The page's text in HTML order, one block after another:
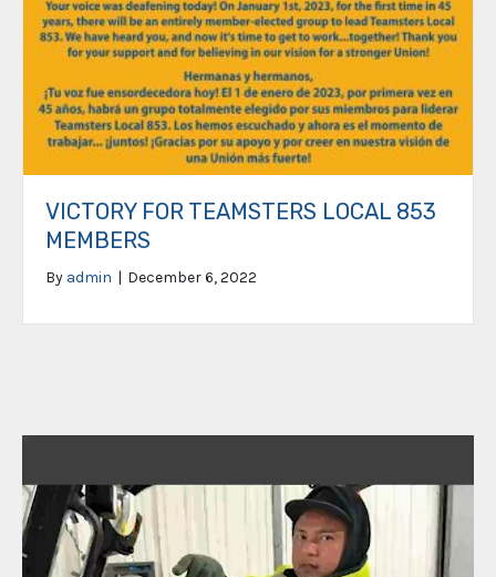
VICTORY FOR TEAMSTERS LOCAL 853
MEMBERS
By admin | December 6, 2022
Player